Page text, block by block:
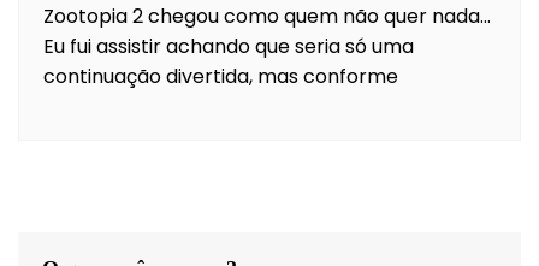
Zootopia 2 chegou como quem não quer nada…
Eu fui assistir achando que seria só uma
continuação divertida, mas conforme